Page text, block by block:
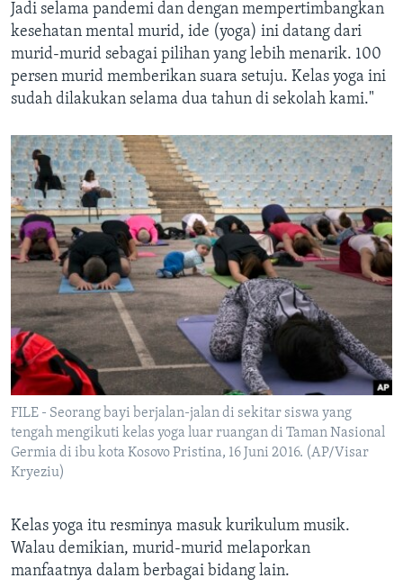
Jadi selama pandemi dan dengan mempertimbangkan
kesehatan mental murid, ide (yoga) ini datang dari
murid-murid sebagai pilihan yang lebih menarik. 100
persen murid memberikan suara setuju. Kelas yoga ini
sudah dilakukan selama dua tahun di sekolah kami."
FILE - Seorang bayi berjalan-jalan di sekitar siswa yang
tengah mengikuti kelas yoga luar ruangan di Taman Nasional
Germia di ibu kota Kosovo Pristina, 16 Juni 2016. (AP/Visar
Kryeziu)
Kelas yoga itu resminya masuk kurikulum musik.
Walau demikian, murid-murid melaporkan
manfaatnya dalam berbagai bidang lain.